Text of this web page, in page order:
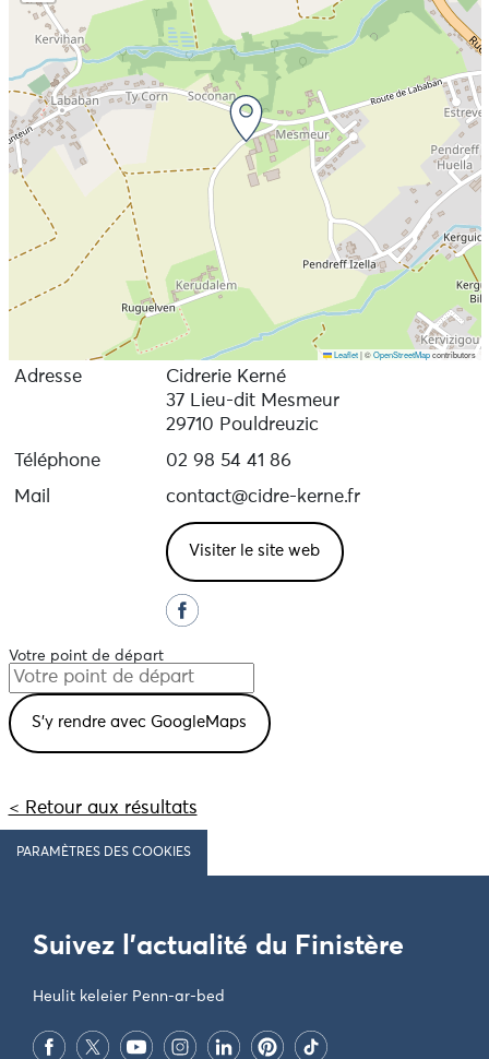
Leaflet |©OpenStreetMapcontributors
Adresse
Cidrerie Kerné
37 Lieu-dit Mesmeur
29710 Pouldreuzic
Téléphone
02 98 54 41 86
Mail
contact@cidre-kerne.fr
Visiter le site web
Votre point de départ
< Retour aux résultats
PARAMÈTRES DES COOKIES
Suivez l'actualité du Finistère
Heulit keleier Penn-ar-bed